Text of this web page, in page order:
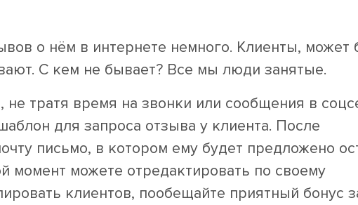
о нём в интернете немного. Клиенты, может
С кем не бывает? Все мы люди занятые.
не тратя время на звонки или сообщения в
для запроса отзыва у клиента. После
письмо, в котором ему будет предложено
можете отредактировать по своему
клиентов, пообещайте приятный бонус